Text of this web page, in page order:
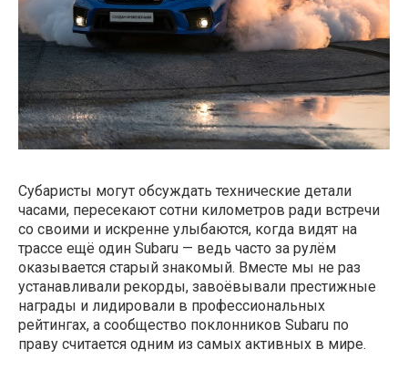
Субаристы могут обсуждать технические детали
часами, пересекают сотни километров ради встречи
со своими и искренне улыбаются, когда видят на
трассе ещё один Subaru — ведь часто за рулём
оказывается старый знакомый. Вместе мы не раз
устанавливали рекорды, завоёвывали престижные
награды и лидировали в профессиональных
рейтингах, а сообщество поклонников Subaru по
праву считается одним из самых активных в мире.